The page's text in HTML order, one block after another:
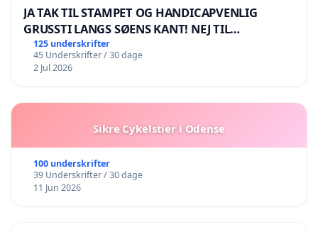
JA TAK TIL STAMPET OG HANDICAPVENLIG
GRUSSTI LANGS SØENS KANT! NEJ TIL
BOARDWALK VÆK FRA SØEN
125 underskrifter
45 Underskrifter / 30 dage
2 Jul 2026
Sikre Cykelstier i Odense
100 underskrifter
39 Underskrifter / 30 dage
11 Jun 2026